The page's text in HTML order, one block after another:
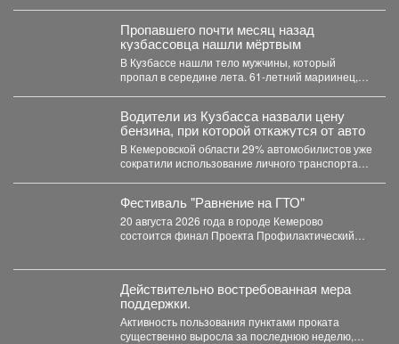
Пропавшего почти месяц назад
кузбассовца нашли мёртвым
В Кузбассе нашли тело мужчины, который
пропал в середине лета. 61-летний мариинец,
Водители из Кузбасса назвали цену
бензина, при которой откажутся от авто
В Кемеровской области 29% автомобилистов уже
сократили использование личного транспорта
Фестиваль "Равнение на ГТО"
20 августа 2026 года в городе Кемерово
состоится финал Проекта Профилактический
Действительно востребованная мера
поддержки.
Активность пользования пунктами проката
существенно выросла за последнюю неделю,